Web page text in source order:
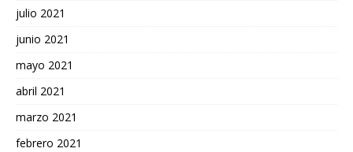
julio 2021
junio 2021
mayo 2021
abril 2021
marzo 2021
febrero 2021